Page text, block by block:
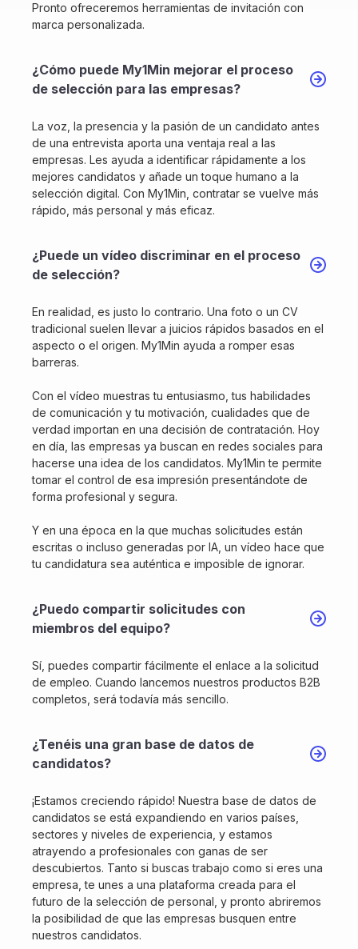
Pronto ofreceremos herramientas de invitación con
marca personalizada.
¿Cómo puede My1Min mejorar el proceso
de selección para las empresas?
La voz, la presencia y la pasión de un candidato antes
de una entrevista aporta una ventaja real a las
empresas. Les ayuda a identificar rápidamente a los
mejores candidatos y añade un toque humano a la
selección digital. Con My1Min, contratar se vuelve más
rápido, más personal y más eficaz.
¿Puede un vídeo discriminar en el proceso
de selección?
En realidad, es justo lo contrario. Una foto o un CV
tradicional suelen llevar a juicios rápidos basados en el
aspecto o el origen. My1Min ayuda a romper esas
barreras.
Con el vídeo muestras tu entusiasmo, tus habilidades
de comunicación y tu motivación, cualidades que de
verdad importan en una decisión de contratación. Hoy
en día, las empresas ya buscan en redes sociales para
hacerse una idea de los candidatos. My1Min te permite
tomar el control de esa impresión presentándote de
forma profesional y segura.
Y en una época en la que muchas solicitudes están
escritas o incluso generadas por IA, un vídeo hace que
tu candidatura sea auténtica e imposible de ignorar.
¿Puedo compartir solicitudes con
miembros del equipo?
Sí, puedes compartir fácilmente el enlace a la solicitud
de empleo. Cuando lancemos nuestros productos B2B
completos, será todavía más sencillo.
¿Tenéis una gran base de datos de
candidatos?
¡Estamos creciendo rápido! Nuestra base de datos de
candidatos se está expandiendo en varios países,
sectores y niveles de experiencia, y estamos
atrayendo a profesionales con ganas de ser
descubiertos. Tanto si buscas trabajo como si eres una
empresa, te unes a una plataforma creada para el
futuro de la selección de personal, y pronto abriremos
la posibilidad de que las empresas busquen entre
nuestros candidatos.